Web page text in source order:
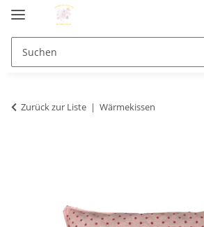
Zurück zur Liste Wärmekissen